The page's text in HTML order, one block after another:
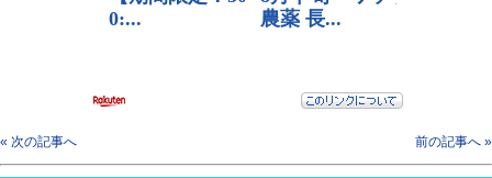
« 次の記事へ 前の記事へ »